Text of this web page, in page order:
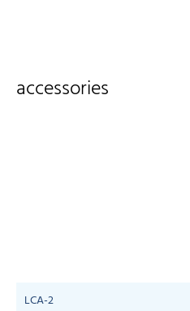
accessories
LCA-2